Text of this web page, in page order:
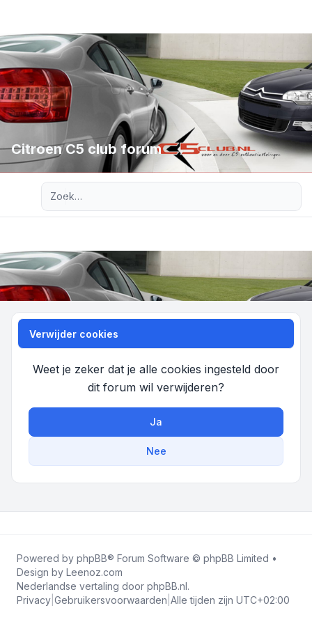
Citroen C5 club forum
Verwijder cookies
Weet je zeker dat je alle cookies ingesteld door
dit forum wil verwijderen?
Ja
Nee
Powered by phpBB® Forum Software © phpBB Limited •
Design by Leenoz.com
Nederlandse vertaling door phpBB.nl.
Privacy Gebruikersvoorwaarden Alle tijden zijn UTC+02:00